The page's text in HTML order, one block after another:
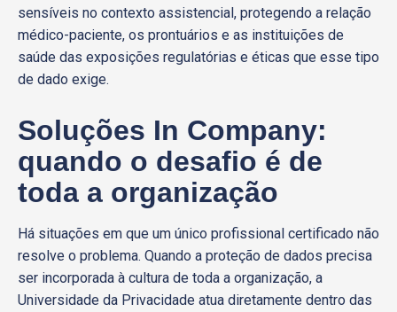
sensíveis no contexto assistencial, protegendo a relação
médico-paciente, os prontuários e as instituições de
saúde das exposições regulatórias e éticas que esse tipo
de dado exige.
Soluções In Company:
quando o desafio é de
toda a organização
Há situações em que um único profissional certificado não
resolve o problema. Quando a proteção de dados precisa
ser incorporada à cultura de toda a organização, a
Universidade da Privacidade atua diretamente dentro das